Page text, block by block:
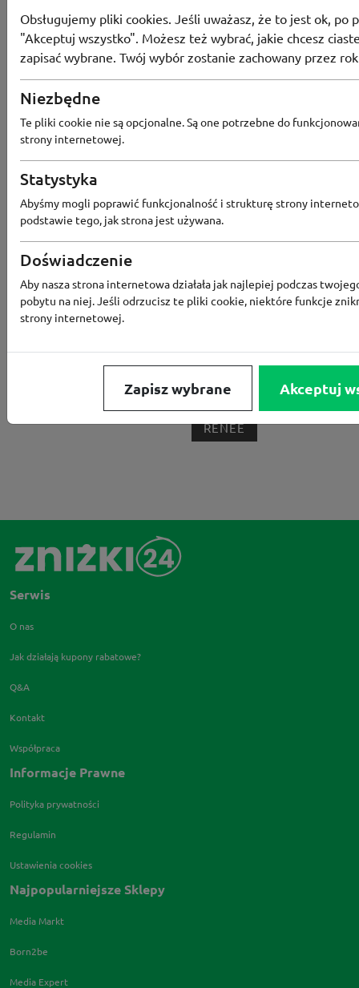
Popularne sklepy
RTV EURO AGD MODIVO
MEDIA EXPERT
BORN2BE
KOMFORT CCC SMYK
LOUNGE BY ZALANDO
MEDIA MARKT ALLEGRO PAY
BIG STAR
BIEDRONKA HOME
RENEE
Serwis
O nas
Jak działają kupony rabatowe?
Q&A
Kontakt
Współpraca
Informacje Prawne
Polityka prywatności
Regulamin
Ustawienia cookies
Najpopularniejsze Sklepy
Media Markt
Born2be
Media Expert
Obsługujemy pliki cookies. Jeśli uważasz, że to jest ok, po
"Akceptuj wszystko". Możesz też wybrać, jakie chcesz
zapisać wybrane. Twój wybór zostanie zachowany przez
Niezbędne
Te pliki cookie nie są opcjonalne. Są one potrzebne do
strony internetowej.
Statystyka
Abyśmy mogli poprawić funkcjonalność i strukturę strony
podstawie tego, jak strona jest używana.
Doświadczenie
Aby nasza strona internetowa działała jak najlepiej podczas
pobytu na niej. Jeśli odrzucisz te pliki cookie, niektóre funkcje
strony internetowej.
Zapisz wybrane Akceptuj